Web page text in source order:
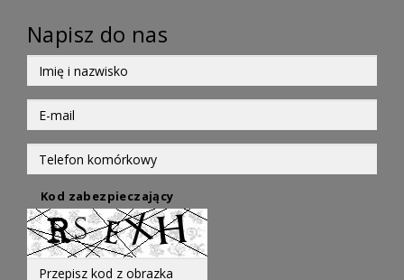
Napisz do nas
Kod zabezpieczający